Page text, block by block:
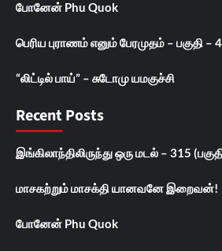
போனேன் Phu Quok
பெரிய புராணம் எனும் பேரமுதம் – பகுதி –
“லிட்டில் பாய்” – சுடோமு யமகுச்சி
Recent Posts
இங்கிலாந்திலிருந்து ஒரு மடல் – 315
மாசகற்றும் மாசக்தி யானவனே இறைவன்!
போனேன் Phu Quok